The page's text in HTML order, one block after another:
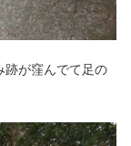
跡が窪んでて足の